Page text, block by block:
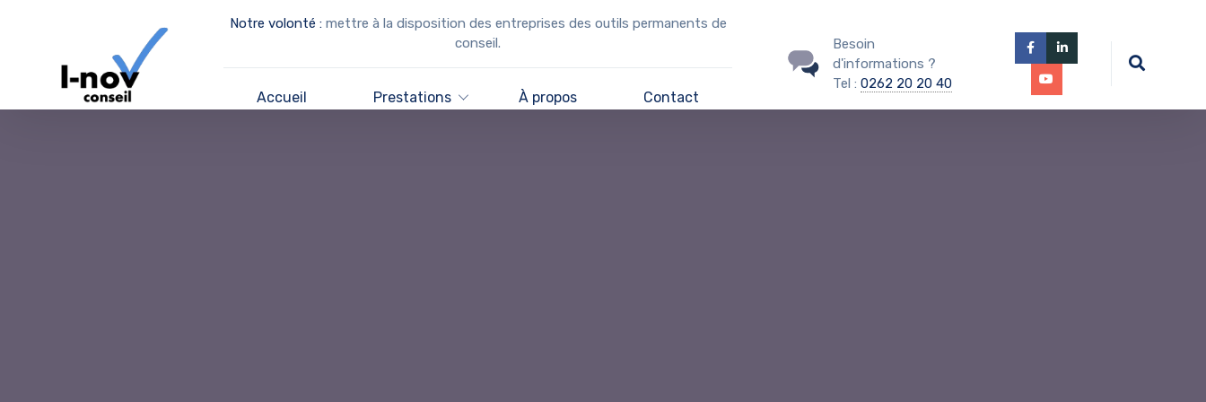
Notre volonté :mettre à la disposition des entreprises des outils permanents de
conseil.
Accueil Prestations À propos Contact
Besoin
d'informations ?
Tel :0262 20 20 40